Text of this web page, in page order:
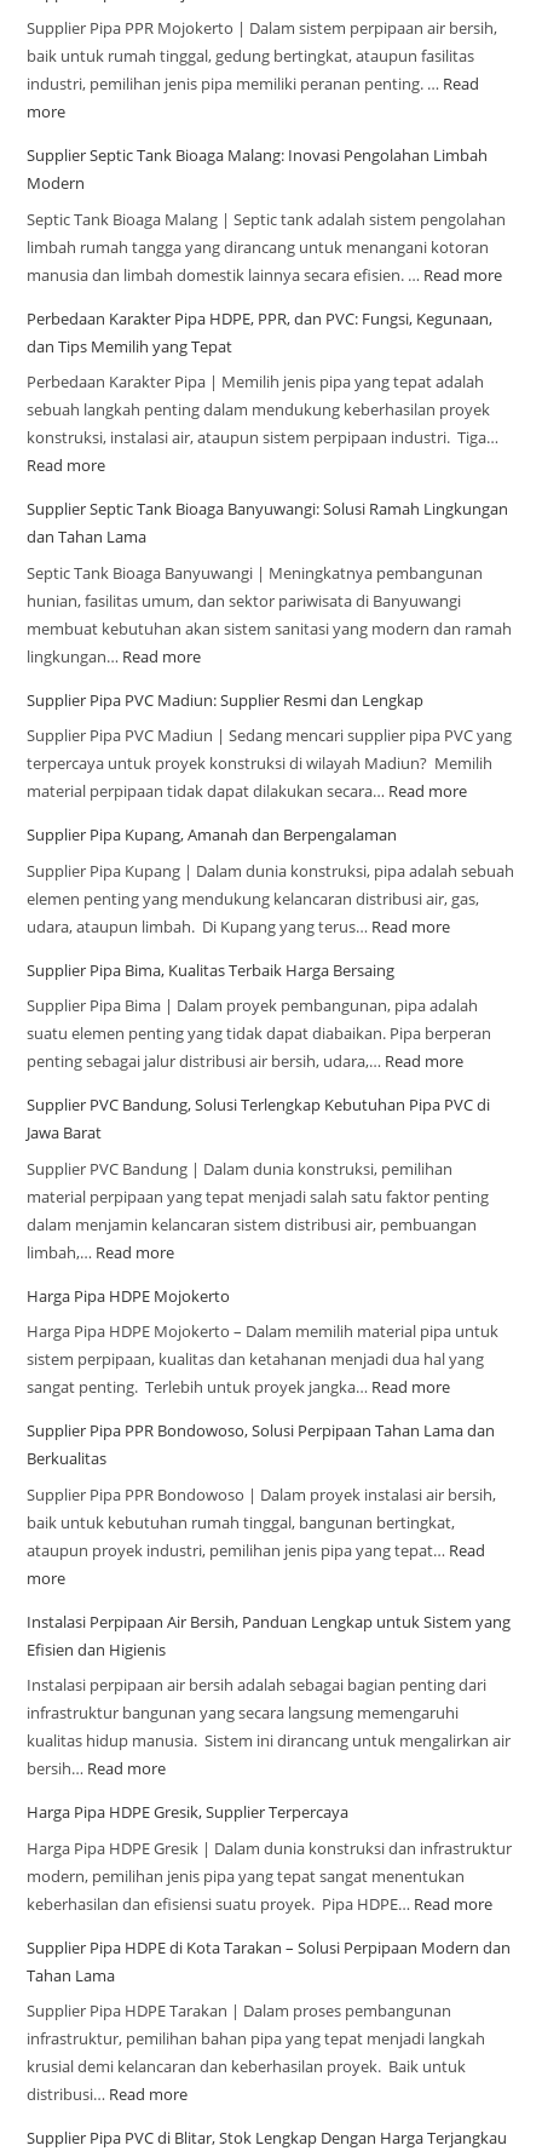
Supplier Pipa PPR Mojokerto | Dalam sistem perpipaan air bersih,
baik untuk rumah tinggal, gedung bertingkat, ataupun fasilitas
industri, pemilihan jenis pipa memiliki peranan penting. … Read
more
Supplier Septic Tank Bioaga Malang: Inovasi Pengolahan Limbah
Modern
Septic Tank Bioaga Malang | Septic tank adalah sistem pengolahan
limbah rumah tangga yang dirancang untuk menangani kotoran
manusia dan limbah domestik lainnya secara efisien. … Read more
Perbedaan Karakter Pipa HDPE, PPR, dan PVC: Fungsi, Kegunaan,
dan Tips Memilih yang Tepat
Perbedaan Karakter Pipa | Memilih jenis pipa yang tepat adalah
sebuah langkah penting dalam mendukung keberhasilan proyek
konstruksi, instalasi air, ataupun sistem perpipaan industri. Tiga…
Read more
Supplier Septic Tank Bioaga Banyuwangi: Solusi Ramah Lingkungan
dan Tahan Lama
Septic Tank Bioaga Banyuwangi | Meningkatnya pembangunan
hunian, fasilitas umum, dan sektor pariwisata di Banyuwangi
membuat kebutuhan akan sistem sanitasi yang modern dan ramah
lingkungan… Read more
Supplier Pipa PVC Madiun: Supplier Resmi dan Lengkap
Supplier Pipa PVC Madiun | Sedang mencari supplier pipa PVC yang
terpercaya untuk proyek konstruksi di wilayah Madiun? Memilih
material perpipaan tidak dapat dilakukan secara… Read more
Supplier Pipa Kupang, Amanah dan Berpengalaman
Supplier Pipa Kupang | Dalam dunia konstruksi, pipa adalah sebuah
elemen penting yang mendukung kelancaran distribusi air, gas,
udara, ataupun limbah. Di Kupang yang terus… Read more
Supplier Pipa Bima, Kualitas Terbaik Harga Bersaing
Supplier Pipa Bima | Dalam proyek pembangunan, pipa adalah
suatu elemen penting yang tidak dapat diabaikan. Pipa berperan
penting sebagai jalur distribusi air bersih, udara,… Read more
Supplier PVC Bandung, Solusi Terlengkap Kebutuhan Pipa PVC di
Jawa Barat
Supplier PVC Bandung | Dalam dunia konstruksi, pemilihan
material perpipaan yang tepat menjadi salah satu faktor penting
dalam menjamin kelancaran sistem distribusi air, pembuangan
limbah,… Read more
Harga Pipa HDPE Mojokerto
Harga Pipa HDPE Mojokerto – Dalam memilih material pipa untuk
sistem perpipaan, kualitas dan ketahanan menjadi dua hal yang
sangat penting. Terlebih untuk proyek jangka… Read more
Supplier Pipa PPR Bondowoso, Solusi Perpipaan Tahan Lama dan
Berkualitas
Supplier Pipa PPR Bondowoso | Dalam proyek instalasi air bersih,
baik untuk kebutuhan rumah tinggal, bangunan bertingkat,
ataupun proyek industri, pemilihan jenis pipa yang tepat… Read
more
Instalasi Perpipaan Air Bersih, Panduan Lengkap untuk Sistem yang
Efisien dan Higienis
Instalasi perpipaan air bersih adalah sebagai bagian penting dari
infrastruktur bangunan yang secara langsung memengaruhi
kualitas hidup manusia. Sistem ini dirancang untuk mengalirkan air
bersih… Read more
Harga Pipa HDPE Gresik, Supplier Terpercaya
Harga Pipa HDPE Gresik | Dalam dunia konstruksi dan infrastruktur
modern, pemilihan jenis pipa yang tepat sangat menentukan
keberhasilan dan efisiensi suatu proyek. Pipa HDPE… Read more
Supplier Pipa HDPE di Kota Tarakan – Solusi Perpipaan Modern dan
Tahan Lama
Supplier Pipa HDPE Tarakan | Dalam proses pembangunan
infrastruktur, pemilihan bahan pipa yang tepat menjadi langkah
krusial demi kelancaran dan keberhasilan proyek. Baik untuk
distribusi… Read more
Supplier Pipa PVC di Blitar, Stok Lengkap Dengan Harga Terjangkau